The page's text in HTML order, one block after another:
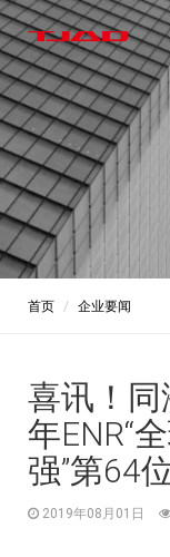
首页 企业要闻
喜讯！
年ENR“
强”第64
2019年08月01日